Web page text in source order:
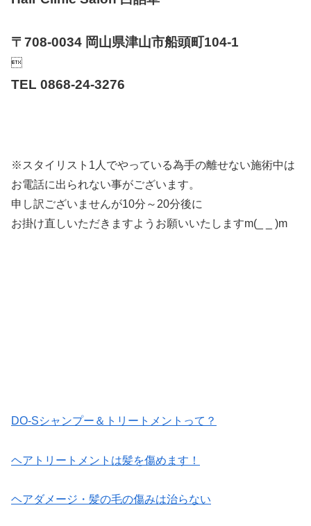
〒708-0034 岡山県津山市船頭町104-1

TEL 0868-24-3276
※スタイリスト1人でやっている為手の離せない施術中は
お電話に出られない事がございます。
申し訳ございませんが10分～20分後に
お掛け直しいただきますようお願いいたしますm(_ _ )m
DO-Sシャンプー＆トリートメントって？
ヘアトリートメントは髪を傷めます！
ヘアダメージ・髪の毛の傷みは治らない